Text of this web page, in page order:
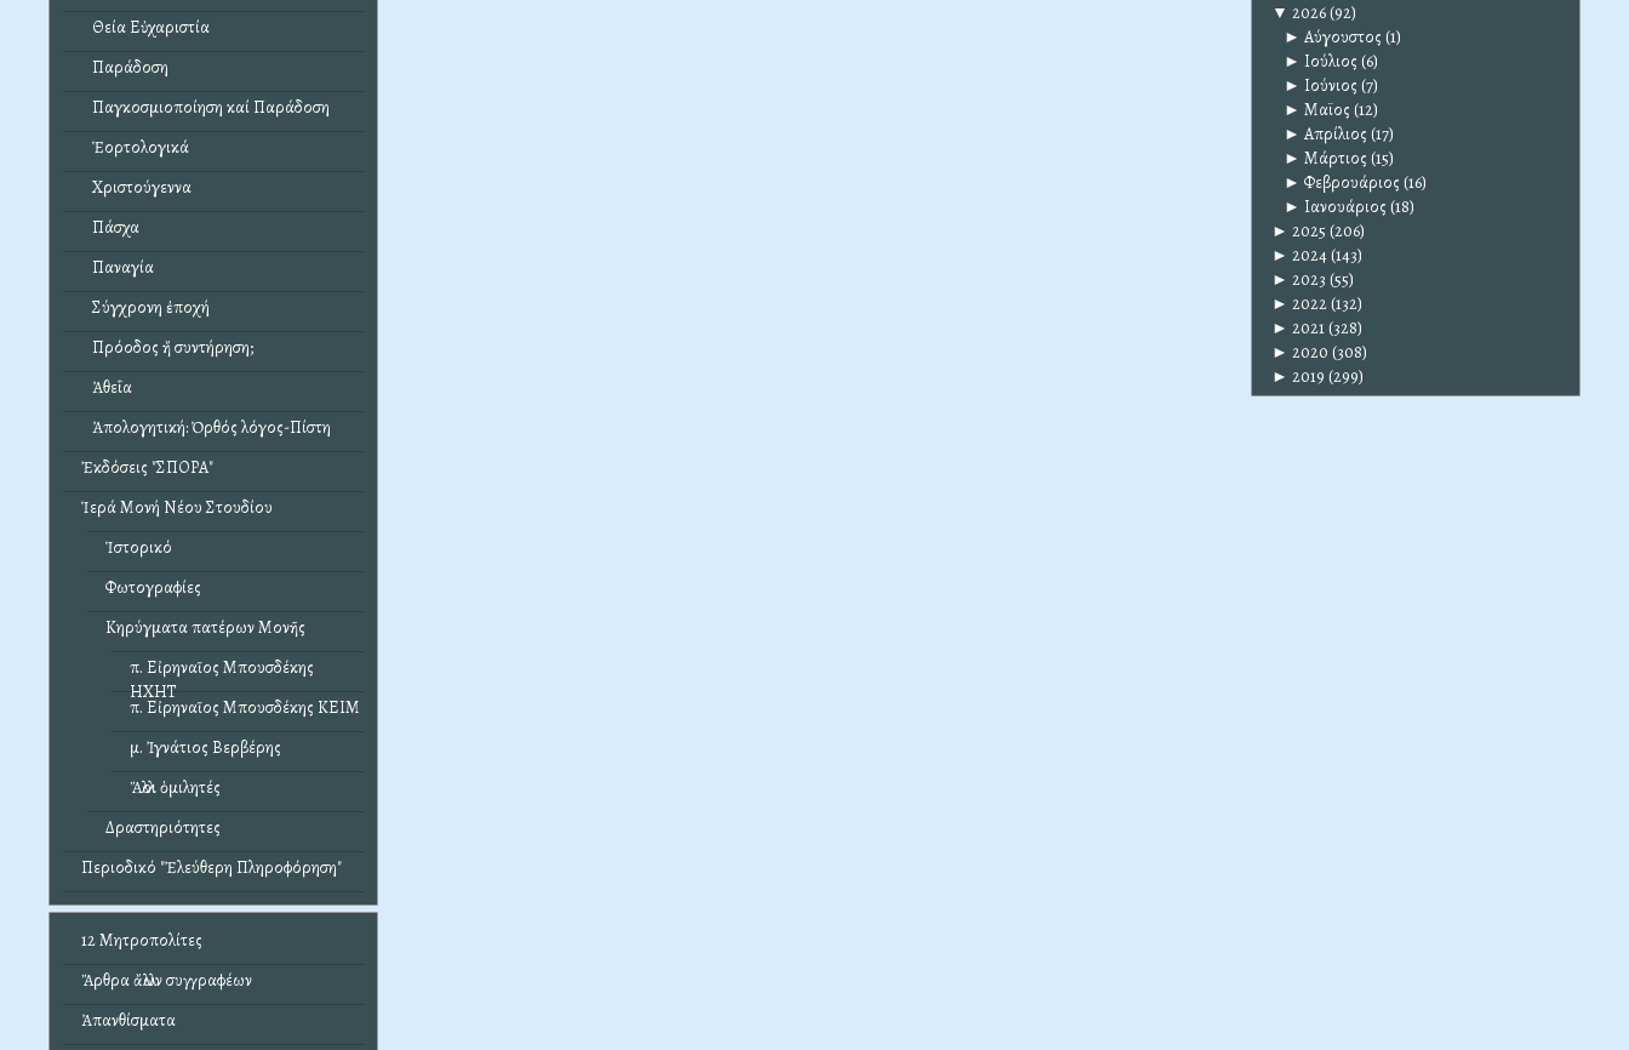
Θεία Εὐχαριστία
Παράδοση
Παγκοσμιοποίηση καί Παράδοση
Ἑορτολογικά
Χριστούγεννα
Πάσχα
Παναγία
Σύγχρονη ἐποχή
Πρόοδος ἤ συντήρηση;
Ἀθεΐα
Ἀπολογητική: Ὀρθός λόγος-Πίστη
Ἐκδόσεις "ΣΠΟΡΑ"
Ἱερά Μονή Νέου Στουδίου
Ἱστορικό
Φωτογραφίες
Κηρύγματα πατέρων Μονῆς
π. Εἰρηναῖος Μπουσδέκης
ΗΧΗΤ
π. Εἰρηναῖος Μπουσδέκης ΚΕΙΜ
μ. Ἰγνάτιος Βερβέρης
Ἄλλοι ὁμιλητές
Δραστηριότητες
Περιοδικό "Ἐλεύθερη Πληροφόρηση"
12 Μητροπολίτες
Ἄρθρα ἄλλων συγγραφέων
Ἀπανθίσματα
▼ 2026(92)
► Αύγουστος (1)
► Ιούλιος (6)
► Ιούνιος (7)
► Μαϊος (12)
► Απρίλιος (17)
► Μάρτιος (15)
► Φεβρουάριος (16)
► Ιανουάριος (18)
► 2025 (206)
► 2024(143)
► 2023 (55)
► 2022(132)
► 2021(328)
► 2020 (308)
► 2019 (299)